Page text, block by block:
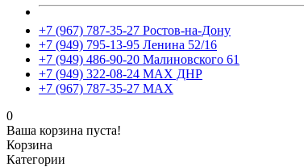
+7 (967) 787-35-27 Ростов-на-Дону
+7 (949) 795-13-95 Ленина 52/16
+7 (949) 486-90-20 Малиновского 61
+7 (949) 322-08-24 MAX ДНР
+7 (967) 787-35-27 MAX
0
Ваша корзина пуста!
Корзина
Категории